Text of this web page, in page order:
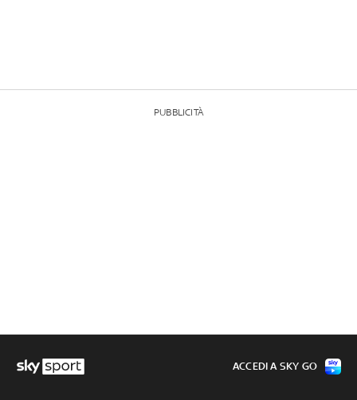
PUBBLICITÀ
ACCEDI A SKY GO